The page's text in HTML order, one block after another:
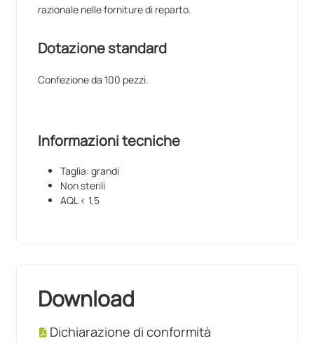
razionale nelle forniture di reparto.
Dotazione standard
Confezione da 100 pezzi.
Informazioni tecniche
Taglia: grandi
Non sterili
AQL < 1,5
Download
Dichiarazione di conformità